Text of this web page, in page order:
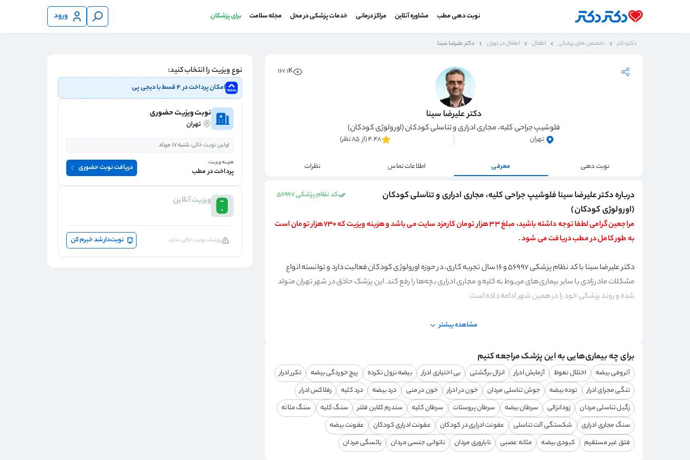
ورود نوبت دهی مطب مشاوره آنلاین مراکز درمانی خدمات پزشکی در محل مجله سلامت برای پزشکان
دکتردکتر تخصص های پزشکی اطفال اطفال در تهران دکتر علیرضا سینا
167.1K
دکتر علیرضا سینا
فلوشیپ جراحی کلیه، مجاری ادراری و تناسلی کودکان (اورولوژی کودکان)
تهران 4.48 (از 85 نظر)
نوبت دهی معرفی اطلاعات تماس نظرات
نوع ویزیت را انتخاب کنید:
امکان پرداخت در ۴ قسط با دیجی پی
نوبت ویزیت حضوری
تهران
اولین نوبت خالی:شنبه 17 مرداد
هزینه ویزیت:
پرداخت در مطب دریافت نوبت حضوری
ویزیت آنلاین
پزشک نوبت خالی ندارد. نوبت‌دار شد خبرم کن
درباره دکتر علیرضا سینا فلوشیپ جراحی کلیه، مجاری ادراری و تناسلی کودکان
(اورولوژی کودکان)
کد نظام پزشکی 56997
مراجعین گرامی لطفا توجه داشته باشید، مبلغ 33 هزار تومان کارمزد سایت می باشد و هزینه ویزیت که 730هزار تومان است
به طور کامل در مطب دریافت می شود .
دکتر علیرضا سینا با کد نظام پزشکی 56997 و 16 سال تجربه کاری، در حوزه اورولوژی کودکان فعالیت دارد و توانسته انواع
مشکلات مادرزادی یا سایر بیماری‌های مربوط به کلیه و مجاری ادراری بچه‌ها را رفع کند. این پزشک حاذق در شهر تهران متولد
شده و روند پزشکی خود را در همین شهر ادامه داده است.
باعث شده است تا کودکان حس خوبی در مطب او داشته باشند و والدین او را به سایر ین توصیه کنند.
تحصیلات و افتخارات دکتر علیرضا سینا
دکتر سینامتخصص اطفال تهراندارای افتخارات و تحصیلات زیر می باشند:
·بورد اورولوژی و فلوشیپ اورولوژی اطفال
·دارای بورد تخصصی جراحی کلیه و مجاری ادراری
·عضو انجمن اورولوژی ایران
مشاهده بیشتر
برای چه بیماری‌هایی به این پزشک مراجعه کنیم
آتروفی بیضه اختلال نعوظ آزمایش ادرار انزال برگشتی بی اختیاری ادرار بیضه نزول نکرده پیچ خوردگی بیضه
تکرر ادرار
تنگی مجرای ادرار
توده بیضه جوش تناسلی مردان خون در ادرار خون در منی درد بیضه درد کلیه
رفلاکس ادرار
زگیل تناسلی مردان
زودانزالی سرطان بیضه سرطان پروستات سرطان کلیه سندرم کلاین فلتر سنگ کلیه
سنگ مثانه
سنگ مجاری ادراری
شکستگی آلت تناسلی عفونت ادراری در کودکان عفونت ادراری کودکان
عفونت بیضه
فتق غیر مستقیم
کبودی بیضه مثانه عصبی ناباروری مردان ناتوانی جنسی مردان یائسگی مردان